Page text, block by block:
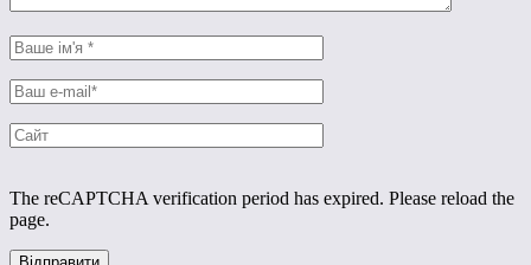
The reCAPTCHA verification period has expired. Please reload the
page.